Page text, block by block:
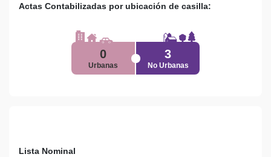
Actas Contabilizadas por ubicación de casilla:
0
Urbanas
3
No Urbanas
Lista Nominal